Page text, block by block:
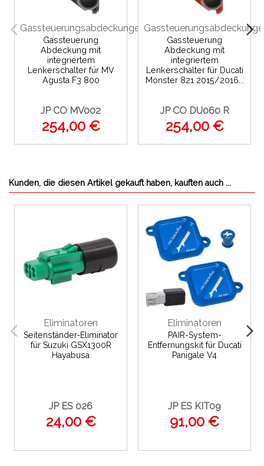
Gassteuerungsabdeckungen
Gassteuerung
Abdeckung mit
integriertem
Lenkerschalter für MV
Agusta F3 800
JP CO MV002
254,00 €
Gassteuerung
Abdeckung mit
integriertem
Lenkerschalter für Ducati
Monster 821 2015/2016...
JP CO DU060 R
254,00 €
Kunden, die diesen Artikel gekauft haben, kauften auch ...
Eliminatoren
Seitenständer-Eliminator
für Suzuki GSX1300R
Hayabusa
JP ES 026
24,00 €
Eliminatoren
PAIR-System-
Entfernungskit für Ducati
Panigale V4
JP ES KIT09
91,00 €